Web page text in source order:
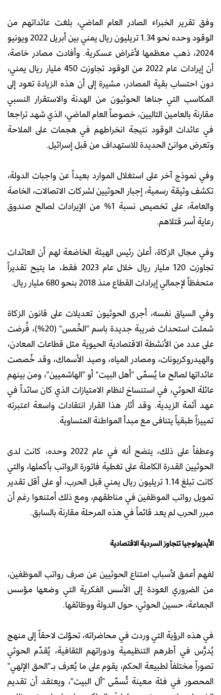
وفق تقرير الخبراء الصادر العام الماضي، بلغت عائداتهم من
الوقود وحده نحو 1.34 تريليون ريال يمني بين أبريل 2022 ويونيو
2024، ذهب معظمها لأغراض عسكرية. وأفادت مصادر خاصة،
أن إيرادات عام 2022 من الوقود تجاوزت 450 مليار ريال يمني،
دون احتساب بقية المصادر، مشيرة إلى أن هذه الزيادة تعود إلى
المكاسب التي جناها الحوثيون من الهدنة والاستقرار النسبي
مقارنة بالعامين التاليين، خصوصاً العام الماضي، الذي شهد تراجعا
في عائدات الوقود نتيجة انخراطهم في هجمات على الملاحة
وتعرض موانئ الحديدة للاستهداف من قبل إسرائيل.
وفي نموذج آخر على استغلال الموارد بعيداً عن واجبات الدولة،
تكشف وثيقة رسمية، إجبار الحوثيين لشركات الاتصالات، الخاصة
والعامة، على تخصيص نسبة 1% من الإيرادات لصالح صندوق
رعاية أسر قتلاهم.
وفي مجال الزكاة، أعلن رئيس الهيئة الخاضعة لهم أن العائدات
تجاوزت 120 مليار ريال خلال عام 2023 فقط، ما يتيح تقديراً
متحفظاً لإجمالي إيرادات القطاع منذ 2018 بنحو 680 مليار ريال.
وفي السياق نفسه، أجرى الحوثيون تعديلات على قانون الزكاة
شملت استحداث ضريبة جديدة باسم "الخُمس" (20%)، فُرضت
على عدد من الأنشطة الاقتصادية الحيوية مثل قطاعات المعادن،
والهيدروكربونات، ومصادر المياه، وصيد الأسماك، وقد خُصصت
عائداتها لصالح ما يُسمّى "أهل البيت" أو "الهاشميين"، ومن بينهم
عائلة الحوثي، في استنساخ لنظام الامتيازات الذي كان سائداً في
عهد أئمة الزيدية. وقد أثار هذا القرار انتقادات واسعة اعتبرته
تمييزاً طبقياً يتنافى مع مبدأ المواطنة المتساوية.
وعطفاً على ذلك، يتضح أنه في عام 2022 وحده، كانت لدى
الحوثيين القدرة الكاملة على تغطية فاتورة الرواتب بأكملها، والتي
كانت تبلغ 1.14 تريليون ريال يمني قبل الحرب، أو على أقل تقدير
تمويل رواتب الموظفين في مناطقهم، ومع ذلك أمتنعوا رغم أن
مبرر الحرب لم يعد قائماً في هذه المرحلة مقارنة بالسابق.
الأيديولوجيا تتجاوز السردية الاقتصادية
لفهم أعمق لأسباب امتناع الحوثيين عن صرف رواتب الموظفين،
من الضروري العودة إلى الأسس الفكرية التي وضعها مؤسس
الجماعة، حسين الحوثي، حول الدولة ووظائفها.
في هذه الرؤية التي وردت في محاضراته، تحوّلت لاحقاً إلى منهج
يُدرَّس في أطرهم التنظيمية ودوراتهم الثقافية، يُقدّم الحوثي
تصوراً مختلفاً لطبيعة الحكم، يقوم على ما يُعرف بـ"الحق الإلهي"
المحصور في فئة معينة تُسمّى "آل البيت"، ويعتقد أن تقديم